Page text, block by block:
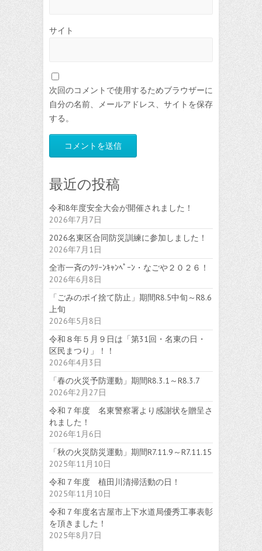
サイト
次回のコメントで使用するためブラウザーに
自分の名前、メールアドレス、サイトを保存
する。
最近の投稿
令和8年度安全大会が開催されました！
2026年7月7日
2026名東区合同防災訓練に参加しました！
2026年7月1日
全市一斉のｸﾘｰﾝｷｬﾝﾍﾟｰﾝ・なごや２０２６！
2026年6月8日
「ごみのポイ捨て防止」期間R8.5中旬～R8.6
上旬
2026年5月8日
令和８年５月９日は「第31回・名東の日・
区民まつり」！！
2026年4月3日
「春の火災予防運動」期間R8.3.1～R8.3.7
2026年2月27日
令和７年度 名東警察署より感謝状を贈呈さ
れました！
2026年1月6日
「秋の火災防災運動」期間R7.11.9～R7.11.15
2025年11月10日
令和７年度 植田川清掃活動の日！
2025年11月10日
令和７年度名古屋市上下水道局優秀工事表彰
を頂きました！
2025年8月7日